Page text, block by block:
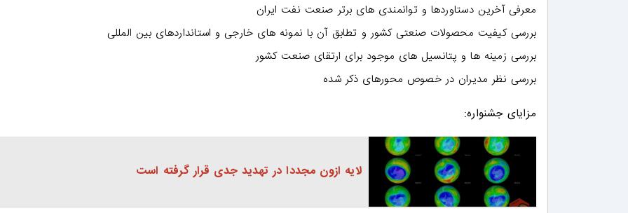
معرفی آخرین دستاوردها و توانمندی های برتر صنعت نفت ایران
بررسی کیفیت محصولات صنعتی کشور و تطابق آن با نمونه های خارجی و استانداردهای بین المللی
بررسی زمینه ها و پتانسیل های موجود برای ارتقای صنعت کشور
بررسی نظر مدیران در خصوص محورهای ذکر شده
مزایای جشنواره:
لایه ازون مجددا در تهدید جدی قرار گرفته است